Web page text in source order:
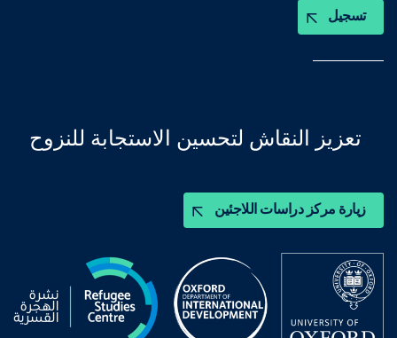
تسجيل
زيارة مركز دراسات اللاجئين
تعزيز النقاش لتحسين الاستجابة للنزوح